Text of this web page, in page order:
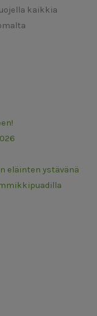
kaikkia
eläinten ystävänä